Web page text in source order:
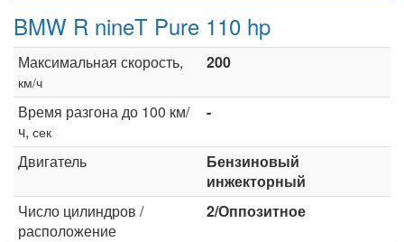
BMW R nineT Pure 110 hp
Максимальная скорость,
км/ч
200
Время разгона до 100 км/
ч, сек
-
Двигатель
Бензиновый
инжекторный
Число цилиндров /
расположение
2/Оппозитное